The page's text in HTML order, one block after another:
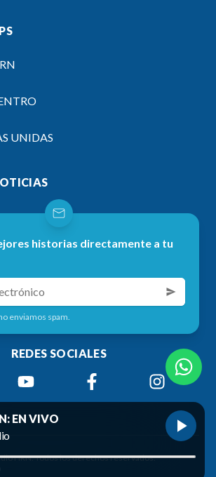
UNIDAS
historias directamente a tu
enviamos spam.
REDES SOCIALES
HRN. Todos los derechos reservados.
EN VIVO